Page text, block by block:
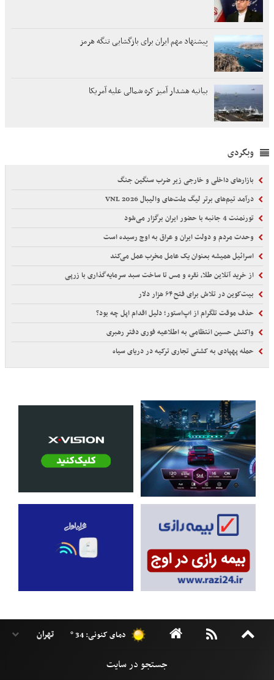
پیشنهاد مهم ایران برای بازگشایی تنگه هرمز
بیانیه هشدار آمیز کره شمالی علیه آمریکا
وبگردی
بازارهای داخلی و خارجی زیر ضرب سنگین جنگ
درآمد تیم‌های برتر لیگ ملت‌های والیبال VNL 2026
تورنمنت 4 جانبه با حضور ایران برگزار می‌شود
وحدت مردم و دولت ایران و عراق به اوج رسیده است
اسرائیل همیشه بعنوان یک عامل مخرب عمل می‌کند
از خرید آنلاین طلا، نقره و مس تا ساخت سبد سرمایه‌گذاری با زرپی
بیت‌کوین در تلاش برای فتح ۶۴ هزار دلار
حذف موقت تلگرام از اپ‌استور؛ دلیل اقدام اپل چه بود؟
واکنش حسین انتظامی به اطلاعیه فوری دفتر رهبری
حمله پهپادی به کشتی تجاری ترکیه در دریای سیاه
دمای کنونی: 34 °